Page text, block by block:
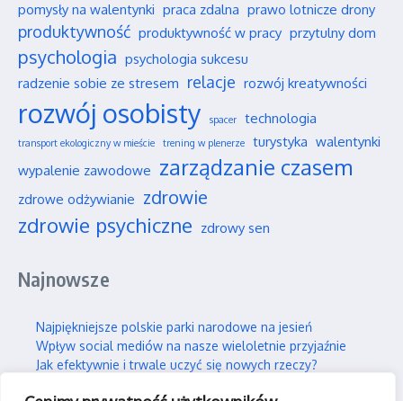
pomysły na walentynki praca zdalna prawo lotnicze drony
produktywność produktywność w pracy przytulny dom
psychologia psychologia sukcesu
radzenie sobie ze stresem relacje rozwój kreatywności
rozwój osobisty spacer technologia
transport ekologiczny w mieście trening w plenerze turystyka walentynki
wypalenie zawodowe zarządzanie czasem
zdrowe odżywianie zdrowie
zdrowie psychiczne zdrowy sen
Najnowsze
Najpiękniejsze polskie parki narodowe na jesień
Wpływ social mediów na nasze wieloletnie przyjaźnie
Jak efektywnie i trwale uczyć się nowych rzeczy?